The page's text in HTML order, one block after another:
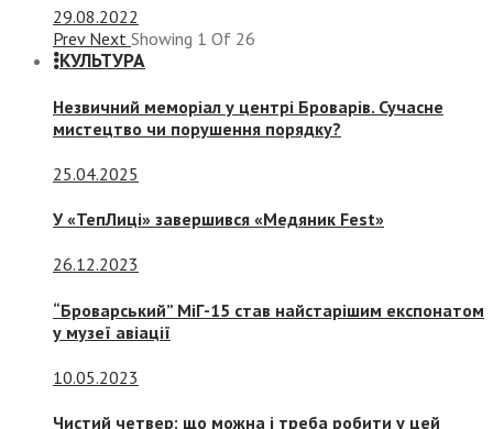
29.08.2022
Prev Next Showing 1 Of 26
КУЛЬТУРА
Незвичний меморіал у центрі Броварів. Сучасне
мистецтво чи порушення порядку?
25.04.2025
У «ТепЛиці» завершився «Медяник Fest»
26.12.2023
“Броварський” МіГ-15 став найстарішим експонатом
у музеї авіації
10.05.2023
Чистий четвер: що можна і треба робити у цей